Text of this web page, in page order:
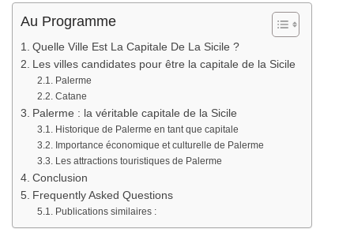
Au Programme
Quelle Ville Est La Capitale De La Sicile ?
Les villes candidates pour être la capitale de la Sicile
Palerme
Catane
Palerme : la véritable capitale de la Sicile
Historique de Palerme en tant que capitale
Importance économique et culturelle de Palerme
Les attractions touristiques de Palerme
Conclusion
Frequently Asked Questions
Publications similaires :